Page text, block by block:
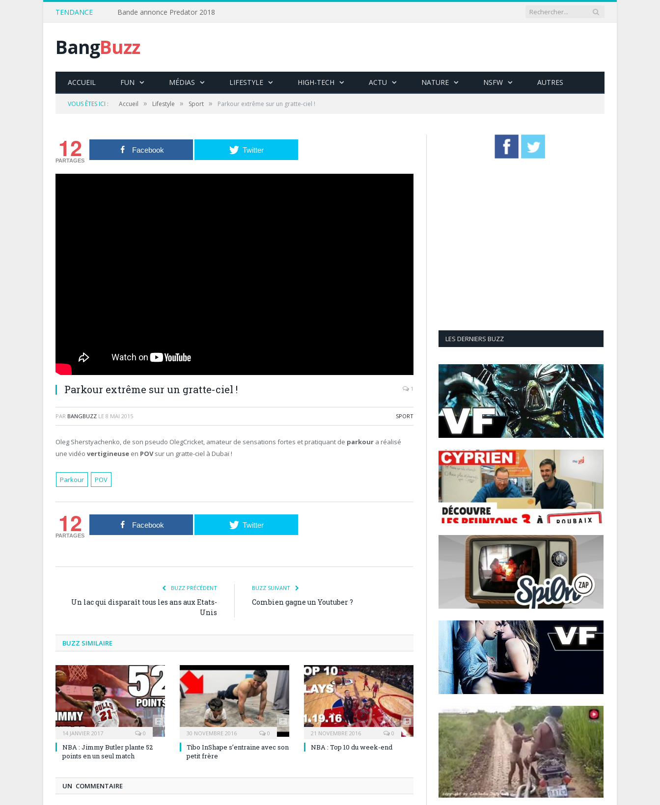
TENDANCE Bande annonce Predator 2018
BangBuzz
ACCUEIL FUN MÉDIAS LIFESTYLE HIGH-TECH ACTU NATURE NSFW AUTRES
VOUS ÊTES ICI : Accueil » Lifestyle » Sport » Parkour extrême sur un gratte-ciel !
12
PARTAGES
Facebook Twitter
Parkour extrême sur un gratte-ciel ! 1
PAR BANGBUZZ LE 8 MAI 2015 SPORT
Oleg Sherstyachenko, de son pseudo OlegCricket, amateur de sensations fortes et pratiquant de parkour a réalisé
une vidéo vertigineuse en POVsur un gratte-ciel à Dubaï !
Parkour POV
12
PARTAGES
Facebook Twitter
BUZZ PRÉCÉDENT
Un lac qui disparaît tous les ans aux Etats-
Unis
BUZZ SUIVANT
Combien gagne un Youtuber ?
BUZZ SIMILAIRE
14 JANVIER 2017 0
NBA : Jimmy Butler plante 52
points en un seul match
30 NOVEMBRE 2016 0
Tibo InShape s’entraine avec son
petit frère
21 NOVEMBRE 2016 0
NBA : Top 10 du week-end
UN COMMENTAIRE
LES DERNIERS BUZZ